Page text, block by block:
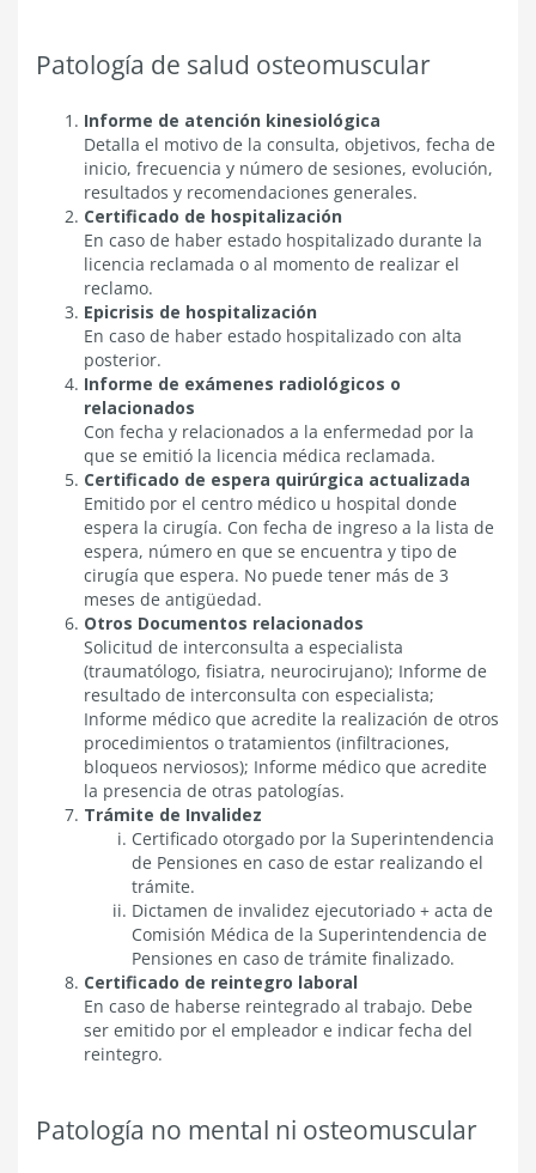
Patología de salud osteomuscular
Informe de atención kinesiológica
Detalla el motivo de la consulta, objetivos, fecha de
inicio, frecuencia y número de sesiones, evolución,
resultados y recomendaciones generales.
Certificado de hospitalización
En caso de haber estado hospitalizado durante la
licencia reclamada o al momento de realizar el
reclamo.
Epicrisis de hospitalización
En caso de haber estado hospitalizado con alta
posterior.
Informe de exámenes radiológicos o
relacionados
Con fecha y relacionados a la enfermedad por la
que se emitió la licencia médica reclamada.
Certificado de espera quirúrgica actualizada
Emitido por el centro médico u hospital donde
espera la cirugía. Con fecha de ingreso a la lista de
espera, número en que se encuentra y tipo de
cirugía que espera. No puede tener más de 3
meses de antigüedad.
Otros Documentos relacionados
Solicitud de interconsulta a especialista
(traumatólogo, fisiatra, neurocirujano); Informe de
resultado de interconsulta con especialista;
Informe médico que acredite la realización de otros
procedimientos o tratamientos (infiltraciones,
bloqueos nerviosos); Informe médico que acredite
la presencia de otras patologías.
Trámite de Invalidez
Certificado otorgado por la Superintendencia
de Pensiones en caso de estar realizando el
trámite.
Dictamen de invalidez ejecutoriado + acta de
Comisión Médica de la Superintendencia de
Pensiones en caso de trámite finalizado.
Certificado de reintegro laboral
En caso de haberse reintegrado al trabajo. Debe
ser emitido por el empleador e indicar fecha del
reintegro.
Patología no mental ni osteomuscular